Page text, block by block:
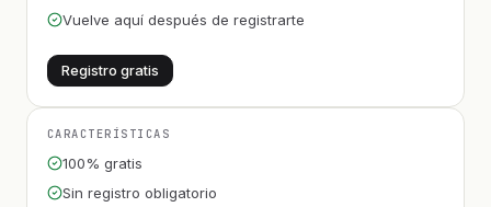
Vuelve aquí después de registrarte
Registro gratis
CARACTERÍSTICAS
100% gratis
Sin registro obligatorio